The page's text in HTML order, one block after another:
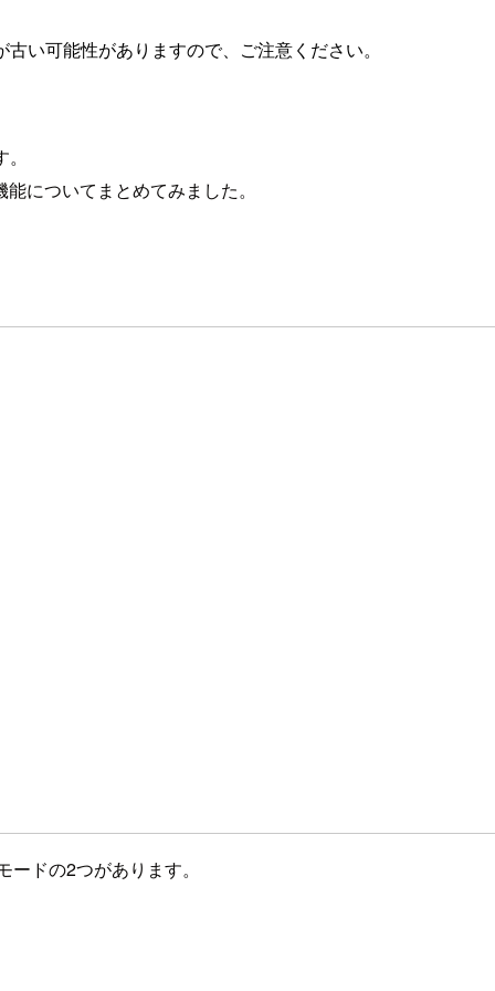
い可能性がありますので、ご注意ください。
についてまとめてみました。
ドの2つがあります。